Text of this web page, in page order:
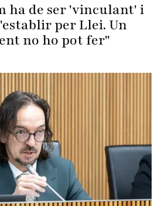
ha de ser 'vinculant' i
per Llei. Un
no ho pot fer"